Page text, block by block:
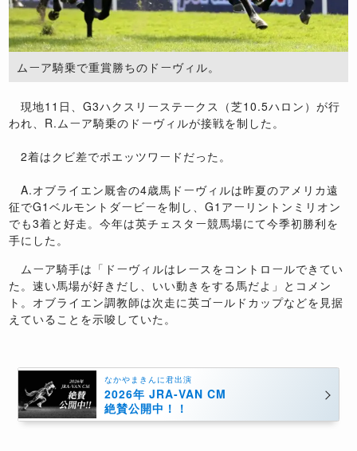
ムーア騎乗で重賞勝ちのドーヴィル。
現地11日、G3ハクスリーステークス（芝10.5ハロン）が行
われ、R.ムーア騎乗のドーヴィルが接戦を制した。
2着はクビ差でポエッツワードだった。
A.オブライエン厩舎の4歳馬ドーヴィルは昨夏のアメリカ遠
征でG1ベルモントダービーを制し、G1アーリントンミリオン
でも3着と好走。今年は英チェスター競馬場にて今季初勝利を
手にした。
ムーア騎手は「ドーヴィルはレースをコントロールできてい
た。速い馬場が好きだし、いい動きをする馬だよ」とコメン
ト。オブライエン調教師は次走に英ゴールドカップなどを見据
えていることを示唆していた。
なかやまきんに君出演
2026年 JRA-VAN CM
絶賛公開中！！